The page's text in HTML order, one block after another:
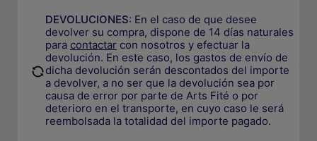
DEVOLUCIONES: En el caso de que desee
devolver su compra, dispone de 14 días naturales
para contactar con nosotros y efectuar la
devolución. En este caso, los gastos de envío de
dicha devolución serán descontados del importe
a devolver, a no ser que la devolución sea por
causa de error por parte de Arts Fité o por
deterioro en el transporte, en cuyo caso le será
reembolsada la totalidad del importe pagado.